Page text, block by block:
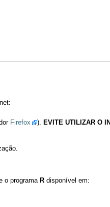
Firefox ). EVITE UTILIZAR O
o programa Rdisponível em: